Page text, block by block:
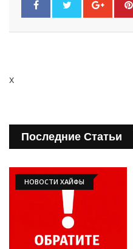
x
Последние Статьи
НОВОСТИ ХАЙФЫ